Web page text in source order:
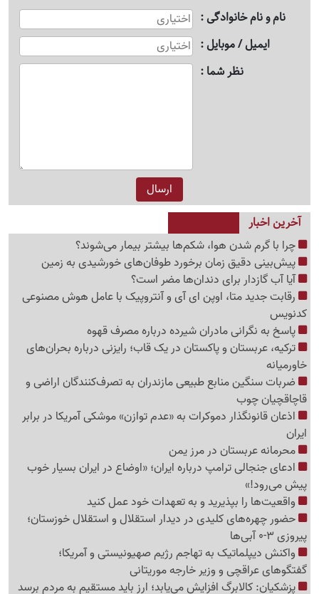
نام و نام خانوادگی
ایمیل / موبایل
نظر شما
آخرین اخبار
چرا با گرم شدن هوا، شکم‌ها بیشتر بیمار می‌شوند؟
پیش‌بینی دقیق زمان برخورد طوفان‌های خورشیدی به زمین
آیا آب گازدار برای دندان‌ها مضر است؟
رقابت جدید متا، اوپن ای آی و آنتروپیک با عامل هوش مصنوعی
کدنویس
پاسخ به نگرانی مادران شیرده درباره مصرف قهوه
ترکیه، عربستان و پاکستان در یک قاب؛ رایزنی درباره بحران‌های
خاورمیانه
ضربات سنگین منابع طبیعی مازندران به تصرف‌کنندگان اراضی و
قاچاقچیان چوب
اذعان قانونگذار دموکرات به «عدم توازن» موشکی آمریکا در برابر
ایران
محرمانه عربستان در مرز یمن
ادعای جنجالی ترامپ درباره ایران؛ «اوضاع در ایران بسیار خوب
پیش می‌رود!»
واقعیت‌ها را بپذیرید و به تعهدات خود عمل کنید
حضور چهره‌های کلیدی در دیدار استقلال و استقلال خوزستان؛
پیروزی 3-0 آبی‌ها
واکنش دیپلماتیک به تهاجم رژیم صهیونیستی و آمریکا؛
گفتگوهای عراقچی و وزیر خارجه موریتانی
پزشکیان: کالابرگ افزایش می‌یابد؛ ارز باید مستقیم به مردم برسد